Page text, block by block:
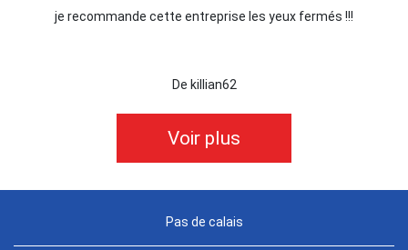
je recommande cette entreprise les yeux fermés !!!
De killian62
Voir plus
Pas de calais